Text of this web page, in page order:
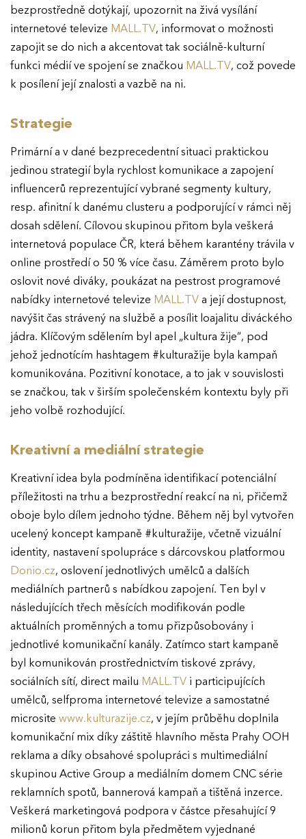
bezprostředně dotýkají, upozornit na živá vysílání
internetové televize MALL.TV, informovat o možnosti
zapojit se do nich a akcentovat tak sociálně-kulturní
funkci médií ve spojení se značkou MALL.TV, což povede
k posílení její znalosti a vazbě na ni.
Strategie
Primární a v dané bezprecedentní situaci praktickou
jedinou strategií byla rychlost komunikace a zapojení
influencerů reprezentující vybrané segmenty kultury,
resp. afinitní k danému clusteru a podporující v rámci něj
dosah sdělení. Cílovou skupinou přitom byla veškerá
internetová populace ČR, která během karantény trávila v
online prostředí o 50 % více času. Záměrem proto bylo
oslovit nové diváky, poukázat na pestrost programové
nabídky internetové televize MALL.TVa její dostupnost,
navýšit čas strávený na službě a posílit loajalitu diváckého
jádra. Klíčovým sdělením byl apel „kultura žije“, pod
jehož jednotícím hashtagem #kulturažije byla kampaň
komunikována. Pozitivní konotace, a to jak v souvislosti
se značkou, tak v širším společenském kontextu byly při
jeho volbě rozhodující.
Kreativní a mediální strategie
Kreativní idea byla podmíněna identifikací potenciální
příležitosti na trhu a bezprostřední reakcí na ni, přičemž
oboje bylo dílem jednoho týdne. Během něj byl vytvořen
ucelený koncept kampaně #kulturažije, včetně vizuální
identity, nastavení spolupráce s dárcovskou platformou
Donio.cz, oslovení jednotlivých umělců a dalších
mediálních partnerů s nabídkou zapojení. Ten byl v
následujících třech měsících modifikován podle
aktuálních proměnných a tomu přizpůsobovány i
jednotlivé komunikační kanály. Zatímco start kampaně
byl komunikován prostřednictvím tiskové zprávy,
sociálních sítí, direct mailu MALL.TV i participujících
umělců, selfproma internetové televize a samostatné
microsite www.kulturazije.cz, v jejím průběhu doplnila
komunikační mix díky záštitě hlavního města Prahy OOH
reklama a díky obsahové spolupráci s multimediální
skupinou Active Group a mediálním domem CNC série
reklamních spotů, bannerová kampaň a tištěná inzerce.
Veškerá marketingová podpora v částce přesahující 9
milionů korun přitom byla předmětem vyjednané